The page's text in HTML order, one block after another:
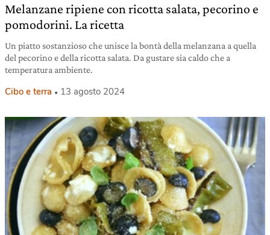
Melanzane ripiene con ricotta salata, pecorino e
pomodorini. La ricetta
Un piatto sostanzioso che unisce la bontà della melanzana a quella
del pecorino e della ricotta salata. Da gustare sia caldo che a
temperatura ambiente.
Cibo e terra 13 agosto 2024